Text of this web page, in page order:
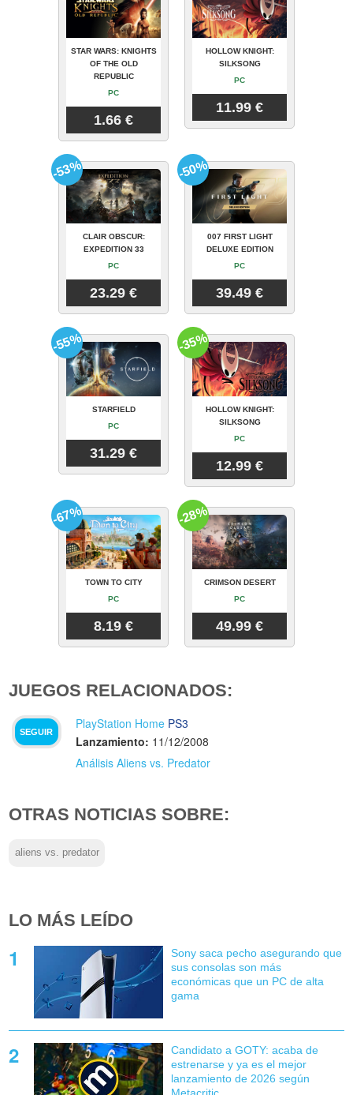
STAR WARS: KNIGHTS
OF THE OLD
REPUBLIC
PC
1.66 €
HOLLOW KNIGHT:
SILKSONG
PC
11.99 €
CLAIR OBSCUR:
EXPEDITION 33
PC
23.29 €
-53%
007 FIRST LIGHT
DELUXE EDITION
PC
39.49 €
-50%
STARFIELD
PC
31.29 €
-55%
HOLLOW KNIGHT:
SILKSONG
PC
12.99 €
-35%
TOWN TO CITY
PC
8.19 €
-67%
CRIMSON DESERT
PC
49.99 €
-28%
JUEGOS RELACIONADOS:
SEGUIR
PlayStation Home PS3
Lanzamiento: 11/12/2008
Análisis Aliens vs. Predator
OTRAS NOTICIAS SOBRE:
aliens vs. predator
LO MÁS LEÍDO
Sony saca pecho asegurando que
sus consolas son más
económicas que un PC de alta
gama
Candidato a GOTY: acaba de
estrenarse y ya es el mejor
lanzamiento de 2026 según
Metacritic